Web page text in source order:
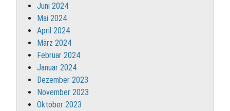
Juni 2024
Mai 2024
April 2024
März 2024
Februar 2024
Januar 2024
Dezember 2023
November 2023
Oktober 2023